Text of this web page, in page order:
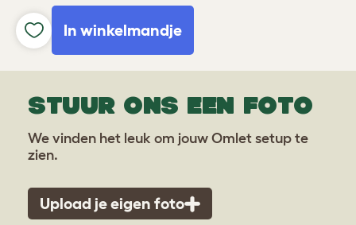
In winkelmandje
STUUR ONS EEN FOTO
We vinden het leuk om jouw Omlet setup te
zien.
Upload je eigen foto